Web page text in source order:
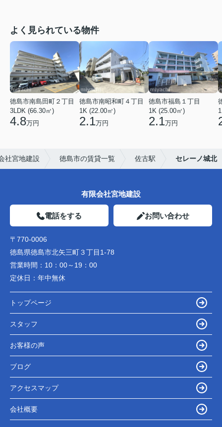
よく見られている物件
徳島市南島田町２丁目
3LDK (66.30㎡)
4.8万円
徳島市南昭和町４丁目
1K (22.00㎡)
2.1万円
徳島市福島１丁目
1K (25.00㎡)
2.1万円
社宮地建設 徳島市の賃貸一覧 佐古駅 セレーノ城北
有限会社宮地建設
電話をする お問い合わせ
〒770-0006
徳島県徳島市北矢三町３丁目1-78
営業時間： 10：00～19：00
定休日： 年中無休
トップページ
スタッフ
お客様の声
ブログ
アクセスマップ
会社概要